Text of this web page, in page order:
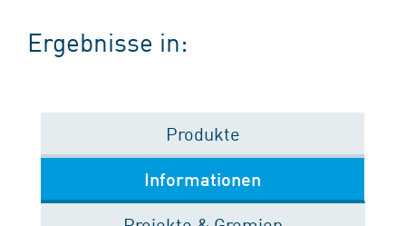
Ergebnisse in:
Produkte
Informationen